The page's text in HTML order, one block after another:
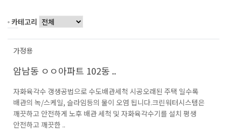
카테고리
가정용
암남동 ㅇㅇ아파트 102동 ..
자화육각수 갱생공법으로 수도배관세척 시공오래된 주택 일수록
배관의 녹/스케일, 슬라임등의 물이 오염 됩니다.크린워터시스템은
깨끗하고 안전하게 노후 배관 세척 및 자화육각수기를 설치 평생
안전하고 깨끗한 ..